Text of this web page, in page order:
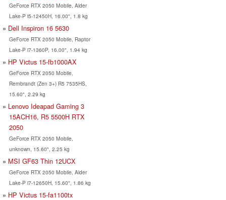
GeForce RTX 2050 Mobile, Alder
Lake-P i5-12450H, 16.00", 1.8 kg
Dell Inspiron 16 5630
GeForce RTX 2050 Mobile, Raptor
Lake-P i7-1360P, 16.00", 1.94 kg
HP Victus 15-fb1000AX
GeForce RTX 2050 Mobile,
Rembrandt (Zen 3+) R5 7535HS,
15.60", 2.29 kg
Lenovo Ideapad Gaming 3
15ACH16, R5 5500H RTX
2050
GeForce RTX 2050 Mobile,
unknown, 15.60", 2.25 kg
MSI GF63 Thin 12UCX
GeForce RTX 2050 Mobile, Alder
Lake-P i7-12650H, 15.60", 1.86 kg
HP Victus 15-fa1100tx